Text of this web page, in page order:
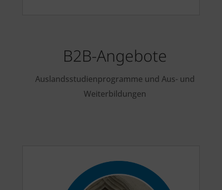
B2B-Angebote
Auslandsstudienprogramme und Aus- und
Weiterbildungen